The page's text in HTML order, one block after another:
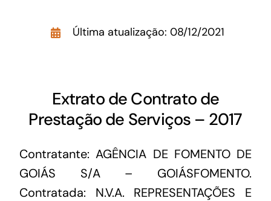
Última atualização: 08/12/2021
Extrato de Contrato de
Prestação de Serviços – 2017
Contratante: AGÊNCIA DE FOMENTO DE
GOIÁS S/A – GOIÁSFOMENTO.
Contratada: N.V.A. REPRESENTAÇÕES E